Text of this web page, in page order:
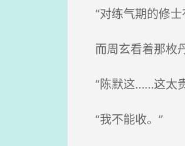
“对练气期的修士
而周玄看着那枚
“陈默这……这太贵
“我不能收。”